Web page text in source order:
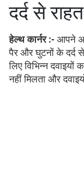
दर्द से
हेल्थ कार्नर :- आपने
पैर और घुटनों के दर्द
लिए विभिन्न
नहीं मिलता और